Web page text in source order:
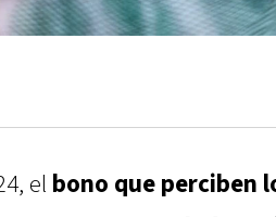
el bono que perciben